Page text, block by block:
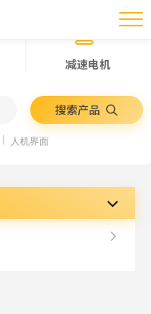
减速电机
搜索产品
人机界面